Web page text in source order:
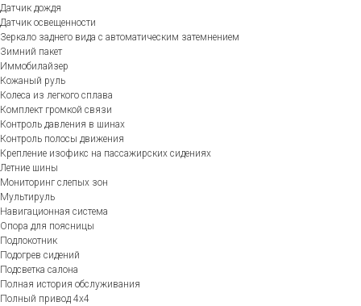
Датчик дождя
Датчик освещенности
Зеркало заднего вида с автоматическим затемнением
Зимний пакет
Иммобилайзер
Кожаный руль
Колеса из легкого сплава
Комплект громкой связи
Контроль давления в шинах
Контроль полосы движения
Крепление изофикс на пассажирских сидениях
Летние шины
Мониторинг слепых зон
Мультируль
Навигационная система
Опора для поясницы
Подлокотник
Подогрев сидений
Подсветка салона
Полная история обслуживания
Полный привод 4х4